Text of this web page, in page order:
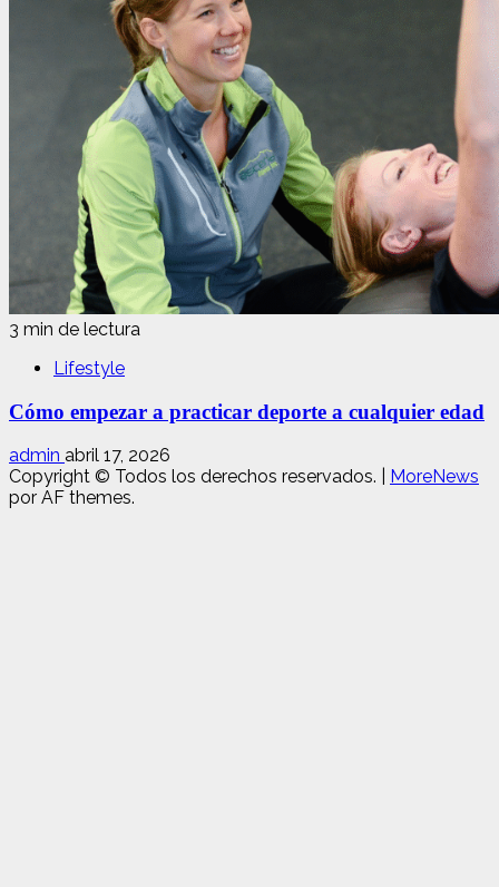
3 min de lectura
Lifestyle
Cómo empezar a practicar deporte a cualquier edad
admin abril 17, 2026
Copyright © Todos los derechos reservados.
MoreNews
por AF themes.